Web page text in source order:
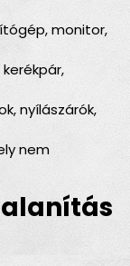
monitor,
nyílászárók,
nem